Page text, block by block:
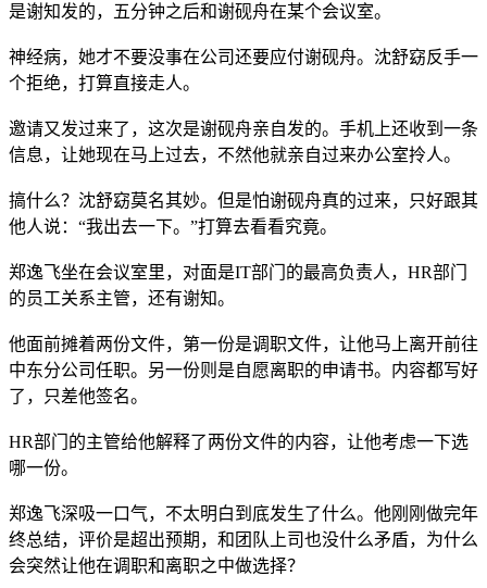
是谢知发的，五分钟之后和谢砚舟在某个会议室。
神经病，她才不要没事在公司还要应付谢砚舟。沈舒窈反手一
个拒绝，打算直接走人。
邀请又发过来了，这次是谢砚舟亲自发的。手机上还收到一条
信息，让她现在马上过去，不然他就亲自过来办公室拎人。
搞什么？沈舒窈莫名其妙。但是怕谢砚舟真的过来，只好跟其
他人说：“我出去一下。”打算去看看究竟。
郑逸飞坐在会议室里，对面是IT部门的最高负责人，HR部门
的员工关系主管，还有谢知。
他面前摊着两份文件，第一份是调职文件，让他马上离开前往
中东分公司任职。另一份则是自愿离职的申请书。内容都写好
了，只差他签名。
HR部门的主管给他解释了两份文件的内容，让他考虑一下选
哪一份。
郑逸飞深吸一口气，不太明白到底发生了什么。他刚刚做完年
终总结，评价是超出预期，和团队上司也没什么矛盾，为什么
会突然让他在调职和离职之中做选择？